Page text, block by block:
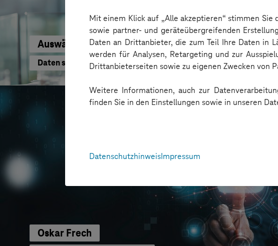
Mit einem Klick auf „Alle akzeptieren“ stimmen
sowie partner- und geräteübergreifenden
Daten an Drittanbieter, die zum Teil Ihre Daten in
werden für Analysen, Retargeting und zur
Drittanbieterseiten sowie zu eigenen Zwecken von
Weitere Informationen, auch zur
finden Sie in den Einstellungen sowie in unseren
DatenschutzhinweisImpressum
Auswärtiges Amt
Daten schneller nutzen
Oskar Frech